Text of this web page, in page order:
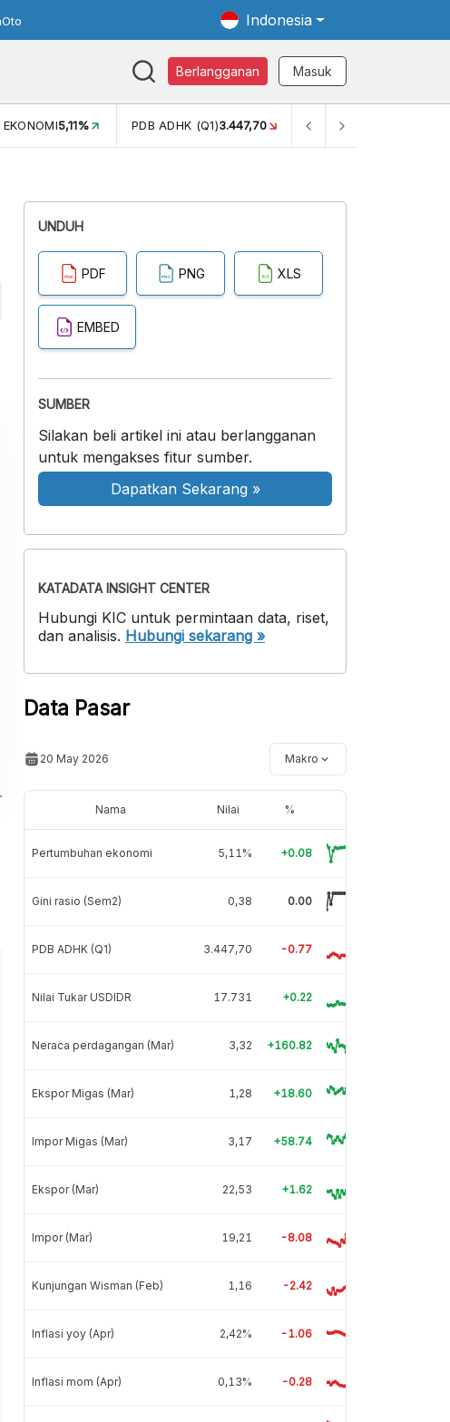
Indonesia
Berlangganan Masuk
5,11% PDB ADHK (Q1)3.447,70 GINI RASIO (SEM2)
UNDUH
PDF PNG XLS
EMBED
SUMBER
Silakan beli artikel ini atau berlangganan
untuk mengakses fitur sumber.
Dapatkan Sekarang »
KATADATA INSIGHT CENTER
Hubungi KIC untuk permintaan data, riset,
dan analisis. Hubungi sekarang »
Data Pasar
20 May 2026 Makro
Nama Nilai %
Pertumbuhan ekonomi 5,11% +0.08
Gini rasio (Sem2) 0,38 0.00
PDB ADHK (Q1) 3.447,70 -0.77
Nilai Tukar USDIDR 17.731 +0.22
Neraca perdagangan (Mar) 3,32 +160.82
Ekspor Migas (Mar) 1,28 +18.60
Impor Migas (Mar) 3,17 +58.74
Ekspor (Mar) 22,53 +1.62
Impor (Mar) 19,21 -8.08
Kunjungan Wisman (Feb) 1,16 -2.42
Inflasi yoy (Apr) 2,42% -1.06
Inflasi mom (Apr) 0,13% -0.28